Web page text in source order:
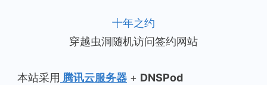
十年之约
穿越虫洞随机访问签约网站
本站采用 腾讯云服务器 + DNSPod